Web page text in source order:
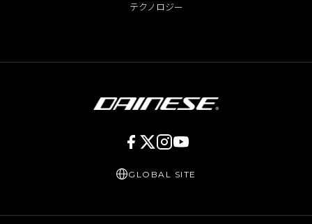
テクノロジー
GLOBAL SITE